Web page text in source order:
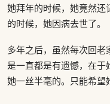
她拜年的时候，她竟然还
的时候，她因病去世了。
多年之后，虽然每次回
是一直都是有遗憾，在于
她一丝半毫的。只能希望